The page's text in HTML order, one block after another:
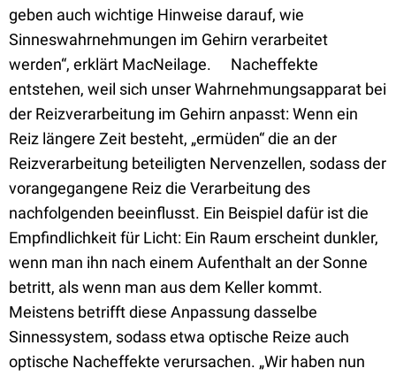
geben auch wichtige Hinweise darauf, wie
Sinneswahrnehmungen im Gehirn verarbeitet
werden“, erklärt MacNeilage. Nacheffekte
entstehen, weil sich unser Wahrnehmungsapparat bei
der Reizverarbeitung im Gehirn anpasst: Wenn ein
Reiz längere Zeit besteht, „ermüden“ die an der
Reizverarbeitung beteiligten Nervenzellen, sodass der
vorangegangene Reiz die Verarbeitung des
nachfolgenden beeinflusst. Ein Beispiel dafür ist die
Empfindlichkeit für Licht: Ein Raum erscheint dunkler,
wenn man ihn nach einem Aufenthalt an der Sonne
betritt, als wenn man aus dem Keller kommt.
Meistens betrifft diese Anpassung dasselbe
Sinnessystem, sodass etwa optische Reize auch
optische Nacheffekte verursachen. „Wir haben nun